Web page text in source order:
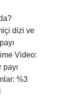
dizi ve
Video:
%3